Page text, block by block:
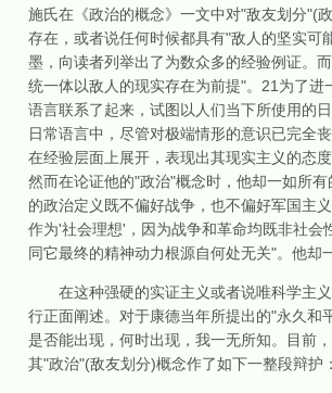
施氏在《政治的概念》一文中对"敌友划分"(
存在，或者说任何时候都具有"敌人的坚实可
墨，向读者列举出了为数众多的经验例证。
统一体以敌人的现实存在为前提"。21为了
语言联系了起来，试图以人们当下所使用的
日常语言中，尽管对极端情形的意识已完全
在经验层面上展开，表现出其现实主义的态
然而在论证他的"政治"概念时，他却一如所
的政治定义既不偏好战争，也不偏好军国主
作为'社会理想'，因为战争和革命均既非社
同它最终的精神动力根源自何处无关"。他却
在这种强硬的实证主义或者说唯科学主义
行正面阐述。对于康德当年所提出的"永久和
是否能出现，何时出现，我一无所知。目前
其"政治"(敌友划分)概念作了如下一整段辩护：